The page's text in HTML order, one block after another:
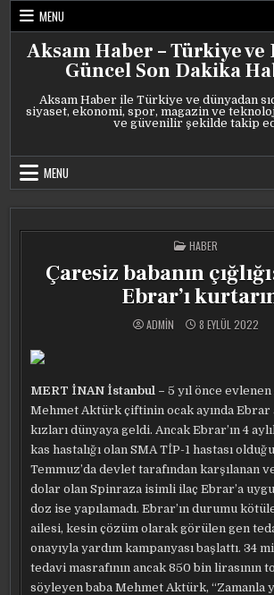
Skip
content
MENU
Aksam Haber – Türkiye ve
Güncel Son Dakika
Aksam Haber ile Türkiye ve dünyadan
siyaset, ekonomi, spor, magazin ve
ve güvenilir şekilde takip
MENU
POSTED
IN
HABER
Çaresiz babanın
Ebrar’ı
ADMIN 8 EYLÜL 2022
MERT İNAN İstanbul –5 yıl önce
Mehmet Aktürk çiftinin ocak ayında Ebrar
kızları dünyaya geldi. Ancak Ebrar’ın 4
kas hastalığı olan SMA TİP-1 hastası
Temmuz’da devlet tarafından karşılanan
dolar olan Spinraza isimli ilaç Ebrar’a
doz ise yapılamadı. Ebrar’ın durumu
ailesi, kesin çözüm olarak görülen gen
onayıyla yardım kampanyası başlattı. 34
tedavi masrafının ancak 850 bin lirasının
söyleyen baba Mehmet Aktürk, “Zamanla